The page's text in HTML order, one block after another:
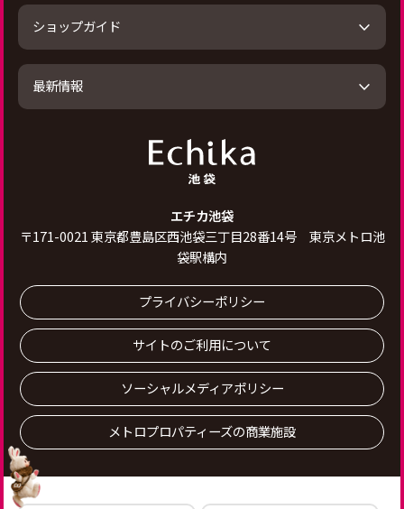
ショップガイド
最新情報
エチカ池袋
〒171-0021東京都豊島区西池袋三丁目28番14号 東京メトロ池
袋駅構内
プライバシーポリシー
サイトのご利用について
ソーシャルメディアポリシー
メトロプロパティーズの商業施設